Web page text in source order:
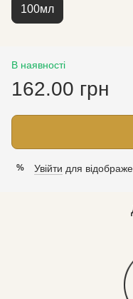
100мл
В наявності
162.00 грн
% Увійти для